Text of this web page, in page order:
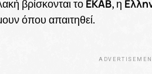
βρίσκονται το ΕΚΑΒ, η
όπου απαιτηθεί.